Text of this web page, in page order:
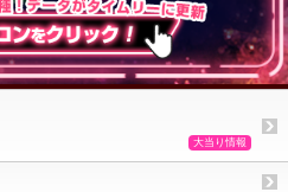
大当り情報